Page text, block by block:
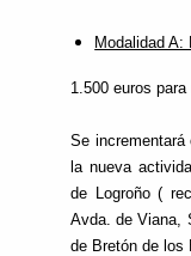
Modalidad A:
1.500 euros
Se
la nueva
de Logroño (
Avda. de Viana,
de Bretón de los